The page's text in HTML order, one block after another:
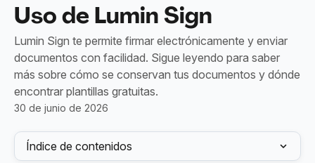
Uso de Lumin Sign
Lumin Sign te permite firmar electrónicamente y enviar
documentos con facilidad. Sigue leyendo para saber
más sobre cómo se conservan tus documentos y dónde
encontrar plantillas gratuitas.
30 de junio de 2026
Índice de contenidos